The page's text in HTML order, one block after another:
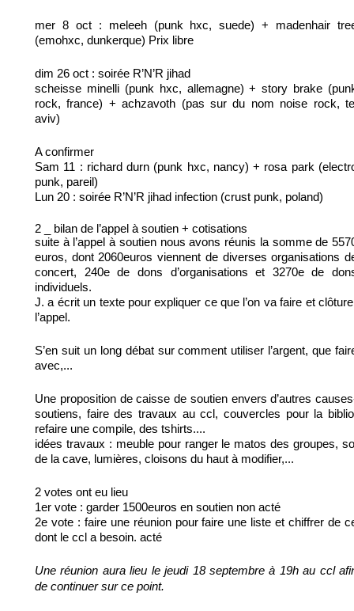
mer 8 oct : meleeh (punk hxc, suede) + madenhair
(emohxc, dunkerque) Prix libre
dim 26 oct : soirée R’N’R jihad
scheisse minelli (punk hxc, allemagne) + story brake
rock, france) + achzavoth (pas sur du nom noise rock,
aviv)
A confirmer
Sam 11 : richard durn (punk hxc, nancy) + rosa park
punk, pareil)
Lun 20 : soirée R’N’R jihad infection (crust punk, poland)
2 _ bilan de l’appel à soutien + cotisations
suite à l’appel à soutien nous avons réunis la somme de
euros, dont 2060euros viennent de diverses organisations
concert, 240e de dons d’organisations et 3270e de
individuels.
J. a écrit un texte pour expliquer ce que l’on va faire et
l’appel.
S’en suit un long débat sur comment utiliser l’argent, que
avec,...
Une proposition de caisse de soutien envers d’autres
soutiens, faire des travaux au ccl, couvercles pour la
refaire une compile, des tshirts....
idées travaux : meuble pour ranger le matos des groupes,
de la cave, lumières, cloisons du haut à modifier,...
2 votes ont eu lieu
1er vote : garder 1500euros en soutien non acté
2e vote : faire une réunion pour faire une liste et chiffrer de
dont le ccl a besoin. acté
Une réunion aura lieu le jeudi 18 septembre à 19h au ccl
de continuer sur ce point.